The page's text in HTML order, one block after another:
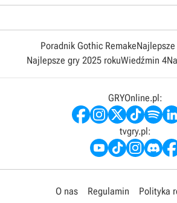
Poradnik Gothic Remake
Najlepsze gry 2025 rokuWiedźmin 4
GRYOnline.pl:
tvgry.pl:
O nas Regulamin Polityka